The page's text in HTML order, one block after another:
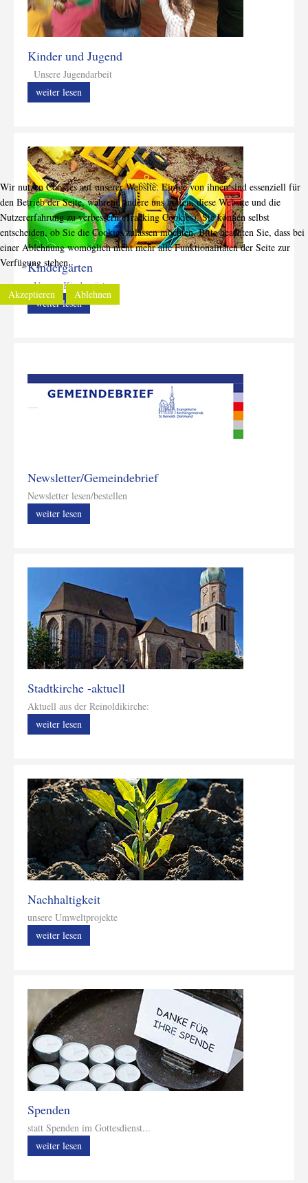
Kinder und Jugend
Unsere Jugendarbeit
weiter lesen
Kindergärten
Unsere Kindergärten
weiter lesen
Newsletter/Gemeindebrief
Newsletter lesen/bestellen
weiter lesen
Stadtkirche -aktuell
Aktuell aus der Reinoldikirche:
weiter lesen
Nachhaltigkeit
unsere Umweltprojekte
weiter lesen
Spenden
statt Spenden im Gottesdienst...
weiter lesen
Wir nutzen Cookies auf unserer Website. Einige von ihnen sind essenziell für
den Betrieb der Seite, während andere uns helfen, diese Website und die
Nutzererfahrung zu verbessern (Tracking Cookies). Sie können selbst
entscheiden, ob Sie die Cookies zulassen möchten. Bitte beachten Sie, dass bei
einer Ablehnung womöglich nicht mehr alle Funktionalitäten der Seite zur
Verfügung stehen.
Akzeptieren Ablehnen